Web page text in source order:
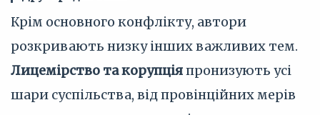
Крім основного конфлікту, автори
розкривають низку інших важливих тем.
Лицемірство та корупціяпронизують усі
шари суспільства, від провінційних мерів